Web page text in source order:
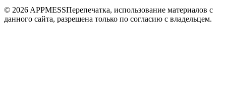
© 2026 APPMESSПерепечатка, использование материалов с
данного сайта, разрешена только по согласию с владельцем.